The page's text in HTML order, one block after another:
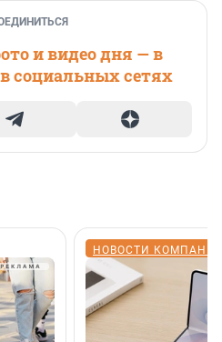
и видео дня — в
социальных сетях
НОВОСТИ